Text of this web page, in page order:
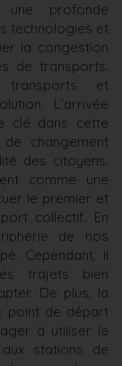
profonde
technologies et
la congestion
de transports.
transports et
L’arrivée
clé dans cette
changement
des citoyens.
comme une
le premier et
collectif. En
de nos
Cependant, il
trajets bien
De plus, la
point de départ
à utiliser le
stations de